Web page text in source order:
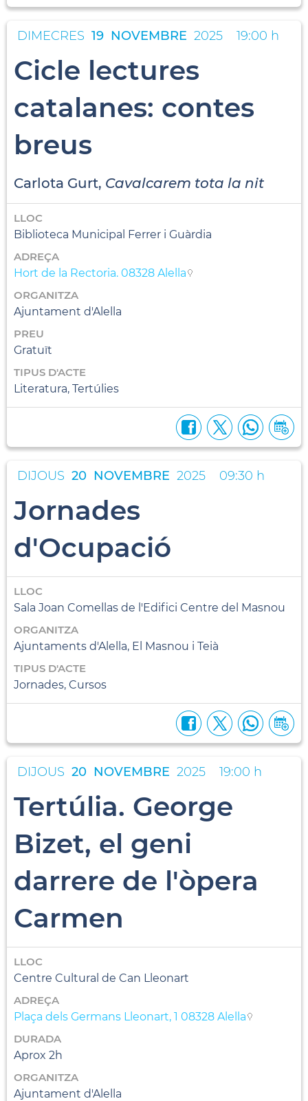
DIMECRES 19 NOVEMBRE 2025 19:00 h
Cicle lectures
catalanes: contes
breus
Carlota Gurt, Cavalcarem tota la nit
LLOC
Biblioteca Municipal Ferrer i Guàrdia
ADREÇA
Hort de la Rectoria. 08328 Alella
ORGANITZA
Ajuntament d'Alella
PREU
Gratuït
TIPUS D'ACTE
Literatura, Tertúlies
DIJOUS 20 NOVEMBRE 2025 09:30 h
Jornades
d'Ocupació
LLOC
Sala Joan Comellas de l'Edifici Centre del Masnou
ORGANITZA
Ajuntaments d'Alella, El Masnou i Teià
TIPUS D'ACTE
Jornades, Cursos
DIJOUS 20 NOVEMBRE 2025 19:00 h
Tertúlia. George
Bizet, el geni
darrere de l'òpera
Carmen
LLOC
Centre Cultural de Can Lleonart
ADREÇA
Plaça dels Germans Lleonart, 1 08328 Alella
DURADA
Aprox 2h
ORGANITZA
Ajuntament d'Alella